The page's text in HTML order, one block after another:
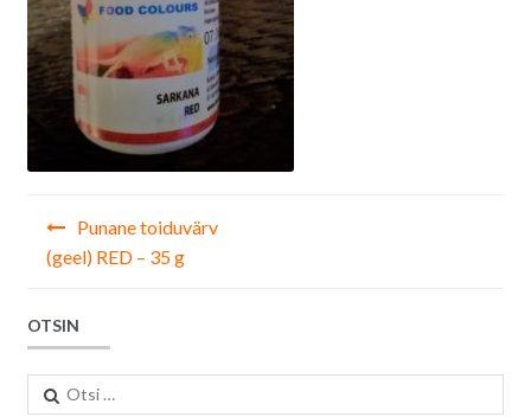
Navigeerimine
Punane toiduvärv
(geel) RED – 35 g
OTSIN
Otsi: